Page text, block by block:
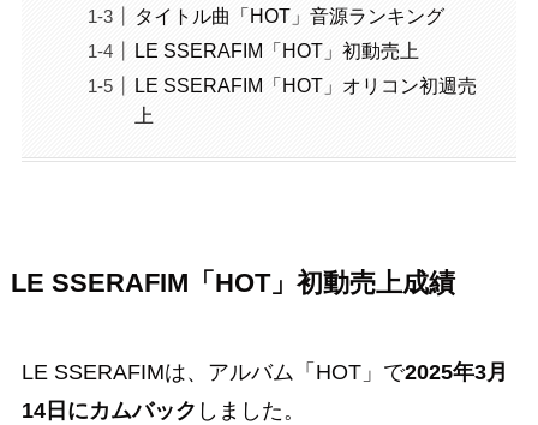
タイトル曲「HOT」音源ランキング
LE SSERAFIM「HOT」初動売上
LE SSERAFIM「HOT」オリコン初週売
上
LE SSERAFIM「HOT」初動売上成績
LE SSERAFIMは、アルバム「HOT」で2025年3月
14日にカムバック しました。